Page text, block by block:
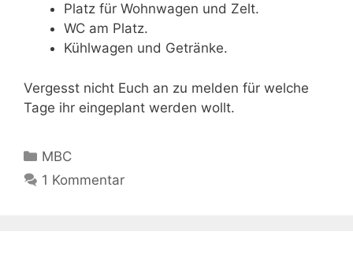
Platz für Wohnwagen und Zelt.
WC am Platz.
Kühlwagen und Getränke.
Vergesst nicht Euch an zu melden für welche
Tage ihr eingeplant werden wollt.
Kategorien
MBC
1 Kommentar